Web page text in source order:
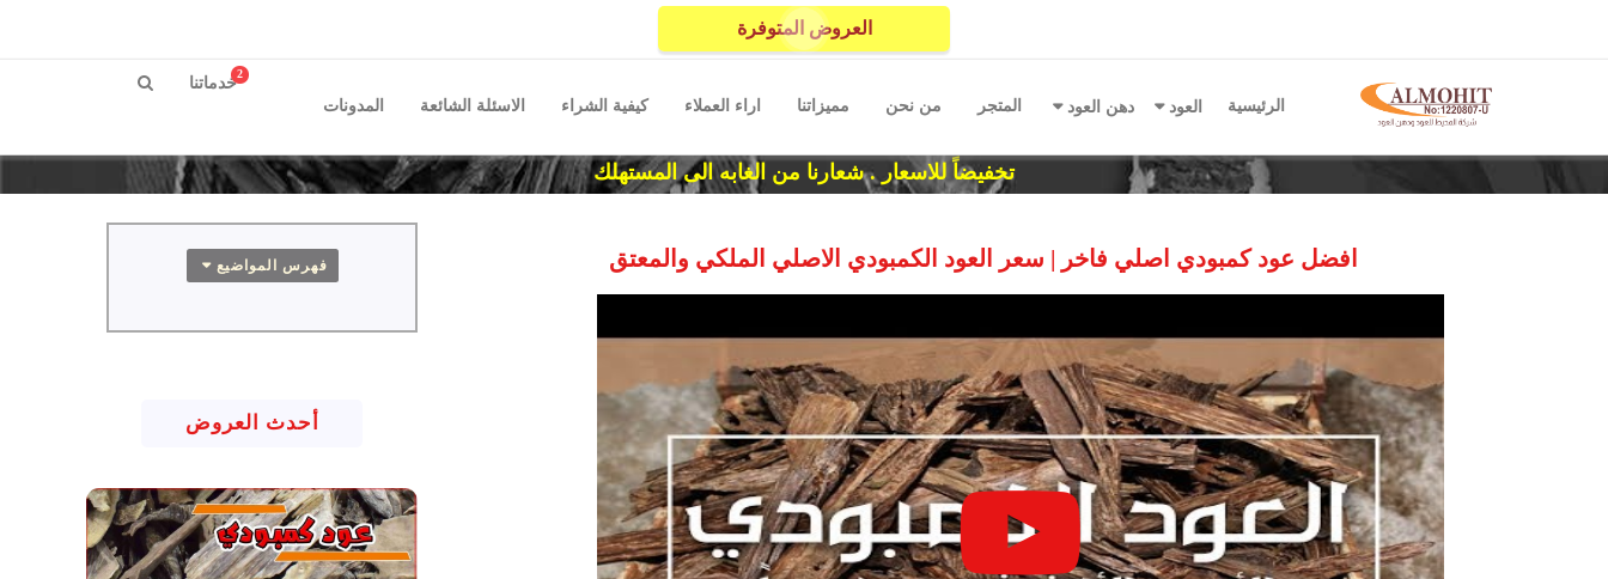
العروض المتوفرة
خدماتنا
2
الرئيسية العود دهن العود المتجر من نحن مميزاتنا اراء العملاء كيفية الشراء الاسئلة الشائعة المدونات
تخفيضاً للاسعار . شعارنا من الغابه الى المستهلك
افضل عود كمبودي اصلي فاخر | سعر العود الكمبودي الاصلي الملكي والمعتق فهرس المواضيع
أحدث العروض